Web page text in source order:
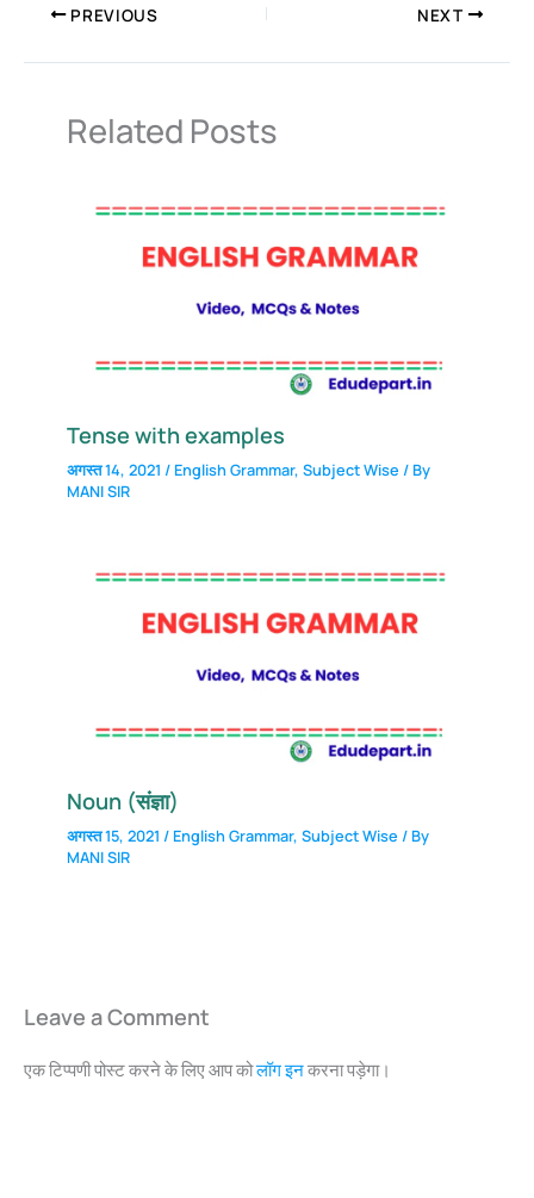
PREVIOUS NEXT
Related Posts
Tense with examples
अगस्त 14, 2021/English Grammar,Subject Wise / By
MANI SIR
Noun (संज्ञा)
अगस्त 15, 2021/English Grammar,Subject Wise / By
MANI SIR
Leave a Comment
एक टिप्पणी पोस्ट करने के लिए आप कोलॉग इनकरना पड़ेगा।